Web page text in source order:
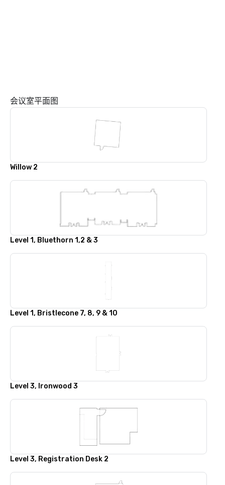
会议室平面图
Willow 2
Level 1, Bluethorn 1,2 & 3
Level 1, Bristlecone 7, 8, 9 & 10
Level 3, Ironwood 3
Level 3, Registration Desk 2